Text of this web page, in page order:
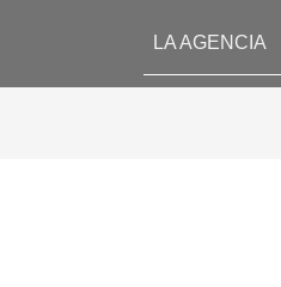
LA AGENCIA